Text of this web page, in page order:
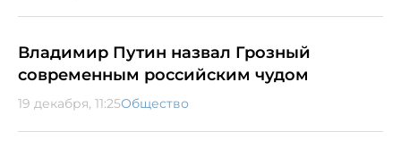
Владимир Путин назвал Грозный
современным российским чудом
19 декабря, 11:25Общество